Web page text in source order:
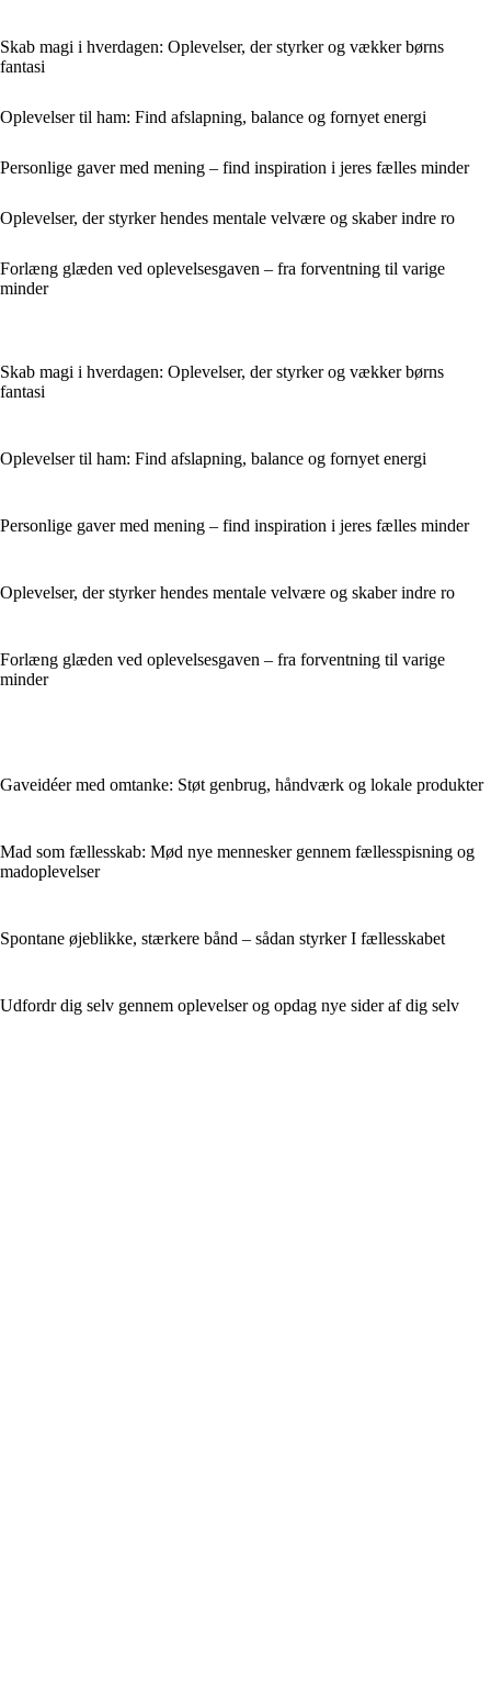
Skab magi i hverdagen: Oplevelser, der styrker og vækker børns
fantasi
Oplevelser til ham: Find afslapning, balance og fornyet energi
Personlige gaver med mening – find inspiration i jeres fælles minder
Oplevelser, der styrker hendes mentale velvære og skaber indre ro
Forlæng glæden ved oplevelsesgaven – fra forventning til varige
minder
Skab magi i hverdagen: Oplevelser, der styrker og vækker børns
fantasi
Oplevelser til ham: Find afslapning, balance og fornyet energi
Personlige gaver med mening – find inspiration i jeres fælles minder
Oplevelser, der styrker hendes mentale velvære og skaber indre ro
Forlæng glæden ved oplevelsesgaven – fra forventning til varige
minder
Gaveidéer med omtanke: Støt genbrug, håndværk og lokale produkter
Mad som fællesskab: Mød nye mennesker gennem fællesspisning og
madoplevelser
Spontane øjeblikke, stærkere bånd – sådan styrker I fællesskabet
Udfordr dig selv gennem oplevelser og opdag nye sider af dig selv